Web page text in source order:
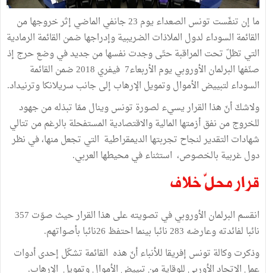
ما إن تنفّست تونس الصعداء يوم 23 جانفي الماضي إثر خروجها من
القائمة السوداء لدول الملاذات الضريبية وإدراجها ضمن القائمة الرمادية
التي تظلّ تحت المراقبة حتّى وجدت نفسها من جديد في وضع حرج إذ
صنّفها البرلمان الأوروبي يوم الأربعاء7 فيفري 2018 ضمن القائمة
السوداء لتبييض الأموال وتمويل الإرهاب إلى جانب سريلانكا وترنيداد.
ولاشكّ أنّ هذا القرار يسيء لصورة تونس وينال ممّا تبذله من جهود
للخروج من نفق أزمتها المالية والاقتصادية المستفحلة بالرغم من تتالي
شهادات التقدير لنجاح تجربتها الديمقراطية التي تجعل منها، في نظر
دول غربية بالخصوص، استثناء في محيطها العربي.
قرار محلّ خلاف
انقسم البرلمان الأوروبي في تصويته على هذا القرار حيث صوّت 357
نائبا لفائدته وعارضه 283 نائبا بينما احتفظ 26نائبا بأصواتهم.
وذكرت وكالة تونس إفريقا للأنباء أنّ هذه القائمة تشكّل إحدى أدوات